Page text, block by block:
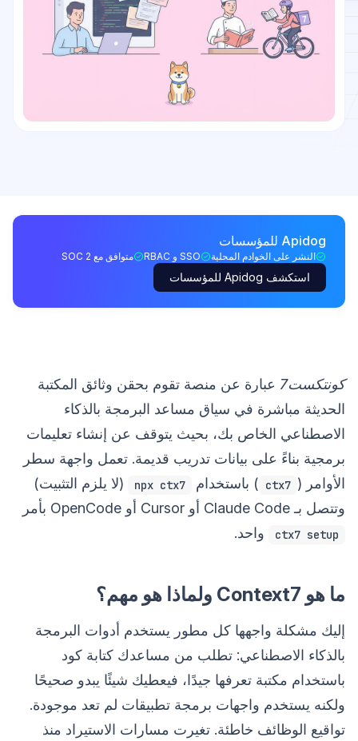
Apidog للمؤسسات
النشر على الخوادم المحلية SSO و RBAC متوافق مع SOC 2
استكشف Apidog للمؤسسات
كونتكست7
عبارة عن منصة تقوم بحقن وثائق المكتبة
الحديثة مباشرة في سياق مساعد البرمجة بالذكاء
الاصطناعي الخاص بك، بحيث يتوقف عن إنشاء تعليمات
برمجية بناءً على بيانات تدريب قديمة. تعمل واجهة سطر
الأوامر ( ctx7 ) باستخدام npx ctx7
(لا يلزم التثبيت)
وتتصل بـ Claude Code أو Cursor أو OpenCode بأمر
ctx7 setup واحد.
ما هو Context7 ولماذا هو مهم؟
إليك مشكلة واجهها كل مطور يستخدم أدوات البرمجة
بالذكاء الاصطناعي: تطلب من مساعدك كتابة كود
باستخدام مكتبة تعرفها جيدًا، فيعطيك شيئًا يبدو صحيحًا
ولكنه يستخدم واجهات برمجة تطبيقات لم تعد موجودة.
تواقيع الوظائف خاطئة. تغيرت مسارات الاستيراد منذ